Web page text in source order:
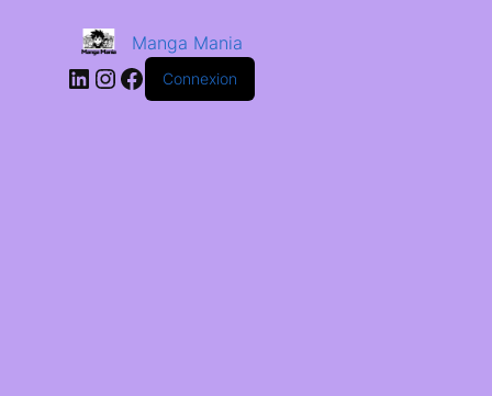
Manga Mania
Connexion